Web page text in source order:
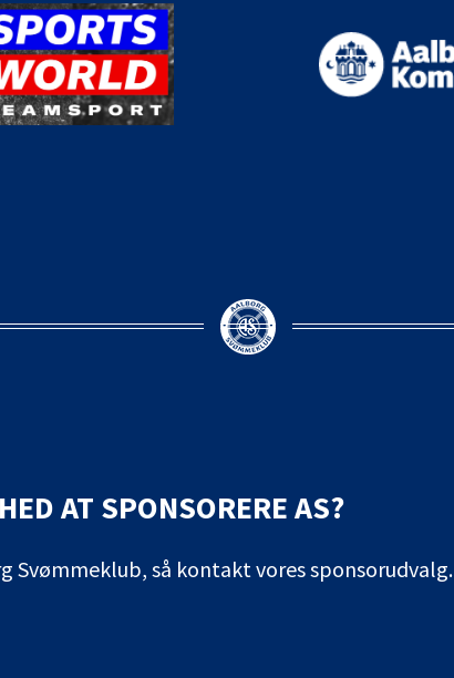
AT SPONSORERE AS?
så kontakt vores sponsorudvalg.